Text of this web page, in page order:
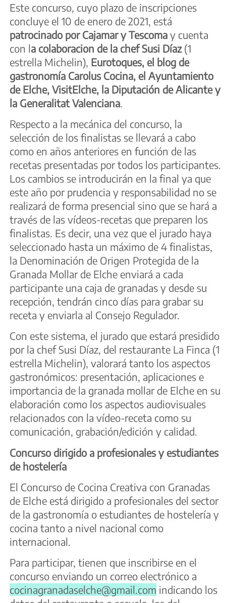
Este concurso, cuyo plazo de inscripciones
concluye el 10 de enero de 2021, está
patrocinado por Cajamar y Tescoma y cuenta
con la colaboracion de la chef Susi Díaz(1
estrella Michelin), Eurotoques, el blog de
gastronomía Carolus Cocina, el Ayuntamiento
de Elche, VisitElche, la Diputación de Alicante y
la Generalitat Valenciana
Respecto a la mecánica del concurso, la
selección de los finalistas se llevará a cabo
como en años anteriores en función de las
recetas presentadas por todos los participantes.
Los cambios se introducirán en la final ya que
este año por prudencia y responsabilidad no se
realizará de forma presencial sino que se hará a
través de las vídeos-recetas que preparen los
finalistas. Es decir, una vez que el jurado haya
seleccionado hasta un máximo de 4 finalistas,
la Denominación de Origen Protegida de la
Granada Mollar de Elche enviará a cada
participante una caja de granadas y desde su
recepción, tendrán cinco días para grabar su
receta y enviarla al Consejo Regulador.
Con este sistema, el jurado que estará presidido
por la chef Susi Díaz, del restaurante La Finca (1
estrella Michelin), valorará tanto los aspectos
gastronómicos: presentación, aplicaciones e
importancia de la granada mollar de Elche en su
elaboración como los aspectos audiovisuales
relacionados con la vídeo-receta como su
comunicación, grabación/edición y calidad.
Concurso dirigido a profesionales y estudiantes
de hostelería
El Concurso de Cocina Creativa con Granadas
de Elche está dirigido a profesionales del sector
de la gastronomía o estudiantes de hostelería y
cocina tanto a nivel nacional como
internacional.
Para participar, tienen que inscribirse en el
concurso enviando un correo electrónico a
cocinagranadaselche@gmail.com indicando los